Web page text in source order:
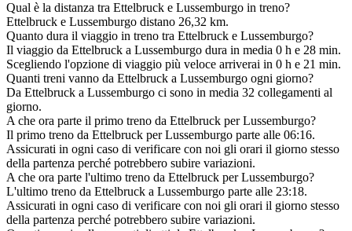
Qual è la distanza tra Ettelbruck e Lussemburgo in treno?
Ettelbruck e Lussemburgo distano 26,32 km.
Quanto dura il viaggio in treno tra Ettelbruck e Lussemburgo?
Il viaggio da Ettelbruck a Lussemburgo dura in media 0 h e 28 min.
Scegliendo l'opzione di viaggio più veloce arriverai in 0 h e 21 min.
Quanti treni vanno da Ettelbruck a Lussemburgo ogni giorno?
Da Ettelbruck a Lussemburgo ci sono in media 32 collegamenti al
giorno.
A che ora parte il primo treno da Ettelbruck per Lussemburgo?
Il primo treno da Ettelbruck per Lussemburgo parte alle 06:16.
Assicurati in ogni caso di verificare con noi gli orari il giorno stesso
della partenza perché potrebbero subire variazioni.
A che ora parte l'ultimo treno da Ettelbruck per Lussemburgo?
L'ultimo treno da Ettelbruck a Lussemburgo parte alle 23:18.
Assicurati in ogni caso di verificare con noi gli orari il giorno stesso
della partenza perché potrebbero subire variazioni.